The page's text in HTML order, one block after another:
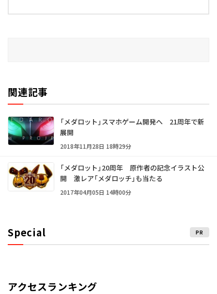
関連記事
「メダロット」スマホゲーム開発へ 21周年で新
展開
2018年11月28日 18時29分
「メダロット」20周年 原作者の記念イラスト公
開 激レア「メダロッチ」も当たる
2017年04月05日 14時00分
Special PR
アクセスランキング